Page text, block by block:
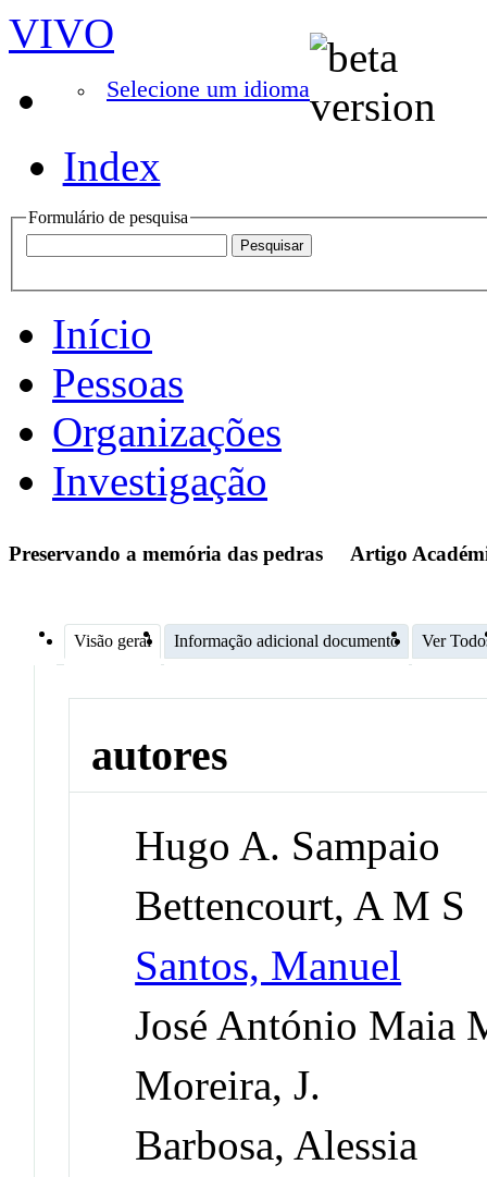
VIVO
Selecione um idioma
Index
Formulário de pesquisa
Início
Pessoas
Organizações
Investigação
Preservando a memória das pedras Artigo
Visão geral Informação adicional documento Ver
autores
Hugo A. Sampaio
Bettencourt, A M S
Santos, Manuel
José António Maia
Moreira, J.
Barbosa, Alessia